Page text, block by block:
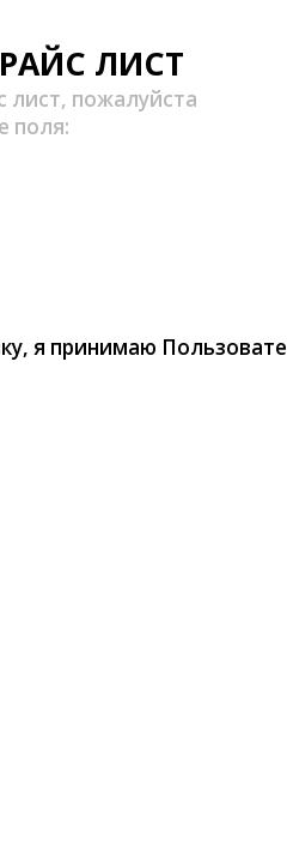
ЛИСТ
лист, пожалуйста
поля:
я принимаю